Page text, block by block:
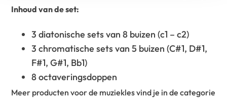
Inhoud van de set:
3 diatonische sets van 8 buizen (c1 – c2)
3 chromatische sets van 5 buizen (C#1, D#1,
F#1, G#1, Bb1)
8 octaveringsdoppen
Meer producten voor de muziekles vind je in de categorie